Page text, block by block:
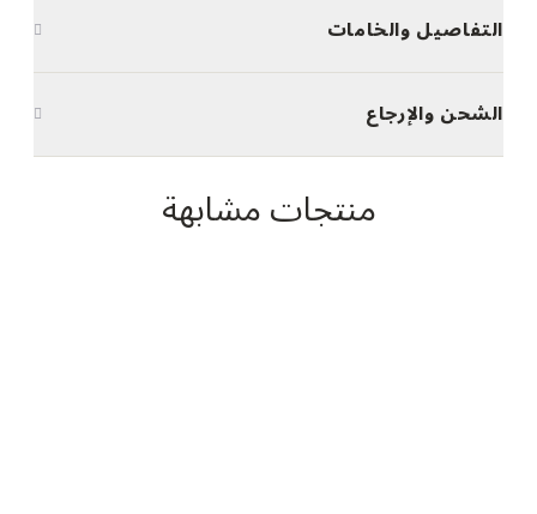
التفاصيل والخامات
الشحن والإرجاع
منتجات مشابهة